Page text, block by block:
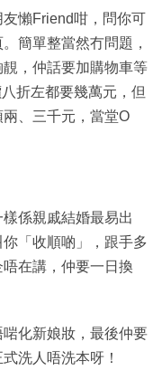
懶Friend咁，問你可
簡單整當然冇問題，
，仲話要加購物車等
折左都要幾萬元，但
、三千元，當堂O
係親戚結婚最易出
「收順啲」，跟手多
在講，仲要一日換
化新娘妝，最後仲要
洗人唔洗本呀！